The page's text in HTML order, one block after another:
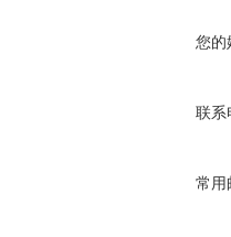
您的
联系
常用